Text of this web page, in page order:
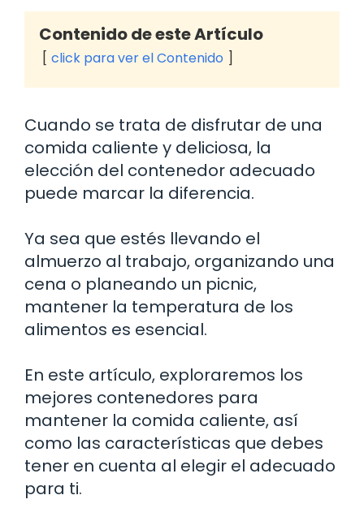
Contenido de este Artículo
click para ver el Contenido
Cuando se trata de disfrutar de una
comida caliente y deliciosa, la
elección del contenedor adecuado
puede marcar la diferencia.
Ya sea que estés llevando el
almuerzo al trabajo, organizando una
cena o planeando un picnic,
mantener la temperatura de los
alimentos es esencial.
En este artículo, exploraremos los
mejores contenedores para
mantener la comida caliente, así
como las características que debes
tener en cuenta al elegir el adecuado
para ti.